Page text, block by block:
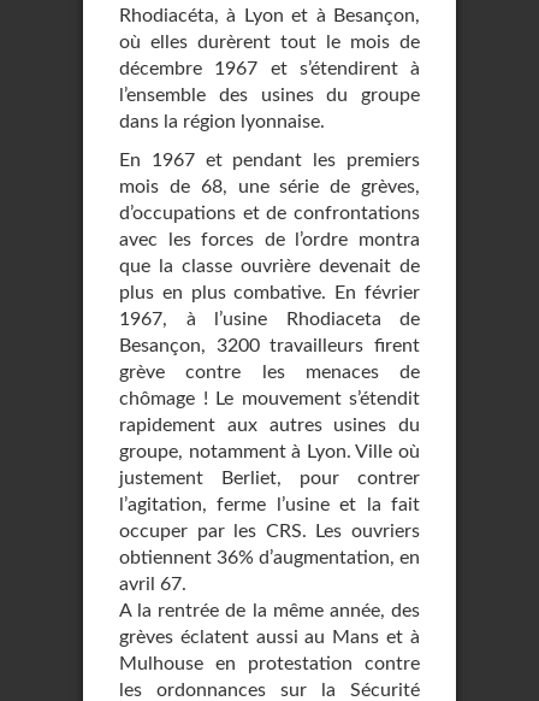
Rhodiacéta, à Lyon et à Besançon,
où elles durèrent tout le mois de
décembre 1967 et s’étendirent à
l’ensemble des usines du groupe
dans la région lyonnaise.
En 1967 et pendant les premiers
mois de 68, une série de grèves,
d’occupations et de confrontations
avec les forces de l’ordre montra
que la classe ouvrière devenait de
plus en plus combative. En février
1967, à l’usine Rhodiaceta de
Besançon, 3200 travailleurs firent
grève contre les menaces de
chômage ! Le mouvement s’étendit
rapidement aux autres usines du
groupe, notamment à Lyon. Ville où
justement Berliet, pour contrer
l’agitation, ferme l’usine et la fait
occuper par les CRS. Les ouvriers
obtiennent 36% d’augmentation, en
avril 67.
A la rentrée de la même année, des
grèves éclatent aussi au Mans et à
Mulhouse en protestation contre
les ordonnances sur la Sécurité